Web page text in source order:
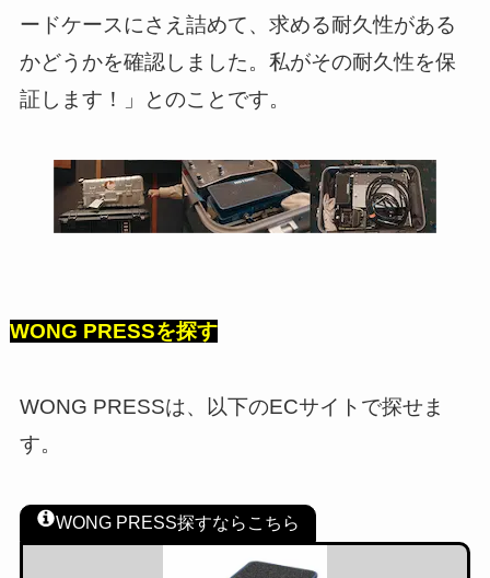
ードケースにさえ詰めて、求める耐久性がある
かどうかを確認しました。私がその耐久性を保
証します！」とのことです。
WONG PRESSを探す
WONG PRESSは、以下のECサイトで探せま
す。
WONG PRESS探すならこちら